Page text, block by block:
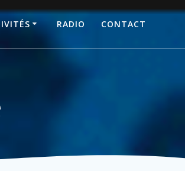
RADIO CONTACT